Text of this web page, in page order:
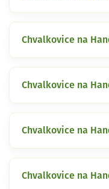
Chvalkovice na
Chvalkovice na
Chvalkovice na
Chvalkovice na